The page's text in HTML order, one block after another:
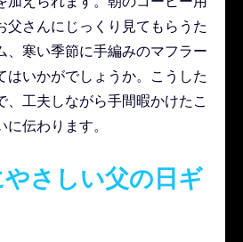
父さんにじっくり見てもらうた
、寒い季節に手編みのマフラー
はいかがでしょうか。こうした
、工夫しながら手間暇かけたこ
伝わります。
さしい父の日ギ